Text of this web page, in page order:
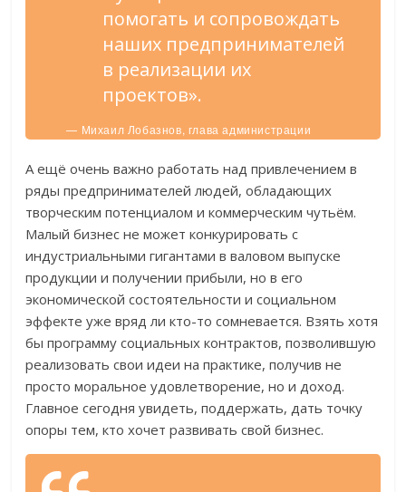
помогать и сопровождать
наших предпринимателей
в реализации их
проектов».
— Михаил Лобазнов, глава администрации
Старооскольского городского округа.
А ещё очень важно работать над привлечением в
ряды предпринимателей людей, обладающих
творческим потенциалом и коммерческим чутьём.
Малый бизнес не может конкурировать с
индустриальными гигантами в валовом выпуске
продукции и получении прибыли, но в его
экономической состоятельности и социальном
эффекте уже вряд ли кто-то сомневается. Взять хотя
бы программу социальных контрактов, позволившую
реализовать свои идеи на практике, получив не
просто моральное удовлетворение, но и доход.
Главное сегодня увидеть, поддержать, дать точку
опоры тем, кто хочет развивать свой бизнес.